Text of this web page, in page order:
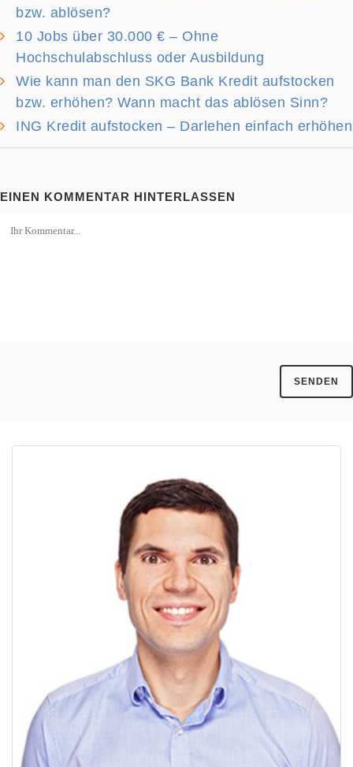
bzw. ablösen?
10 Jobs über 30.000 € – Ohne
Hochschulabschluss oder Ausbildung
Wie kann man den SKG Bank Kredit aufstocken
bzw. erhöhen? Wann macht das ablösen Sinn?
ING Kredit aufstocken – Darlehen einfach erhöhen
EINEN KOMMENTAR HINTERLASSEN